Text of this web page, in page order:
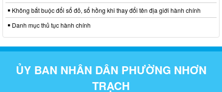
Không bắt buộc đổi sổ đỏ, sổ hồng khi thay đổi tên địa giới hành chính
Danh mục thủ tục hành chính
ỦY BAN NHÂN DÂN PHƯỜNG NHƠN
TRẠCH